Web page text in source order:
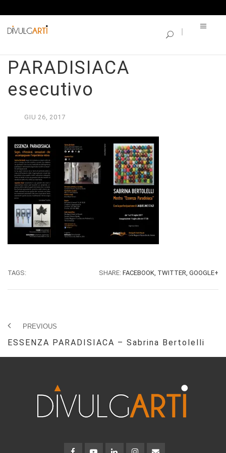
PARADISIACA
esecutivo
GIU 26, 2017
TAGS: SHARE: FACEBOOK, TWITTER, GOOGLE+
PREVIOUS
ESSENZA PARADISIACA – Sabrina Bertolelli